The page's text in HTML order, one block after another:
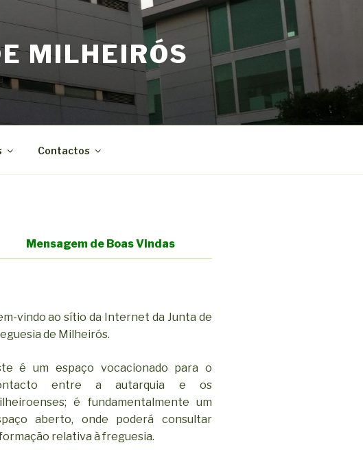
MILHEIRÓS
Contactos
Mensagem de Boas Vindas
vindo ao sítio da Internet da Junta de
de Milheirós.
é um espaço vocacionado para o
entre a autarquia e os
é fundamentalmente um
aberto, onde poderá consultar
relativa à freguesia.